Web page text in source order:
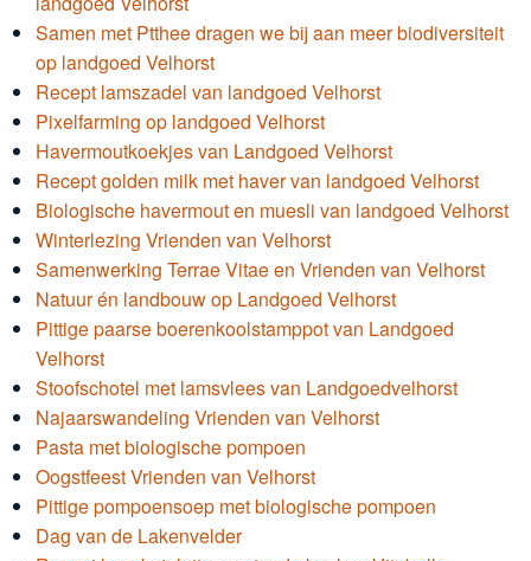
Samen met Ptthee dragen we bij aan meer biodiversiteit
op landgoed Velhorst
Recept lamszadel van landgoed Velhorst
Pixelfarming op landgoed Velhorst
Havermoutkoekjes van Landgoed Velhorst
Recept golden milk met haver van landgoed Velhorst
Biologische havermout en muesli van landgoed Velhorst
Winterlezing Vrienden van Velhorst
Samenwerking Terrae Vitae en Vrienden van Velhorst
Natuur én landbouw op Landgoed Velhorst
Pittige paarse boerenkoolstamppot van Landgoed
Velhorst
Stoofschotel met lamsvlees van Landgoedvelhorst
Najaarswandeling Vrienden van Velhorst
Pasta met biologische pompoen
Oogstfeest Vrienden van Velhorst
Pittige pompoensoep met biologische pompoen
Dag van de Lakenvelder